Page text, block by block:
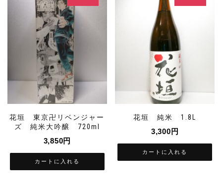
花垣 東京卍リベンジャー
ズ 純米大吟醸 720ml
3,850円
カートに入れる
花垣 純米 1.8L
3,300 円
カートに入れる